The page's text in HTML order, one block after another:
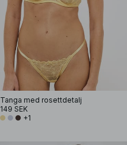
Tanga med rosettdetalj
149 SEK
+1